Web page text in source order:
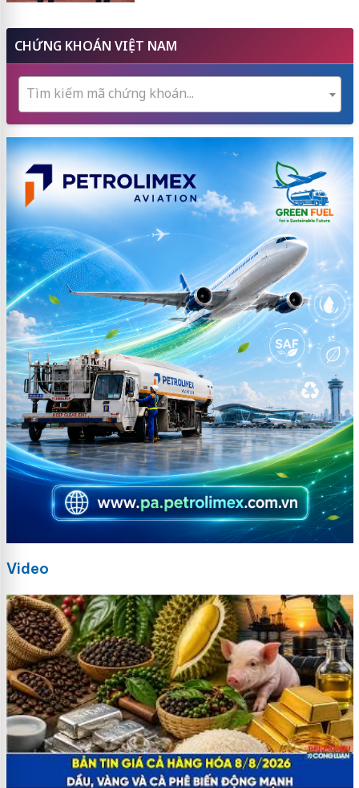
CHỨNG KHOÁN VIỆT NAM
Tìm kiếm mã chứng khoán...
Video